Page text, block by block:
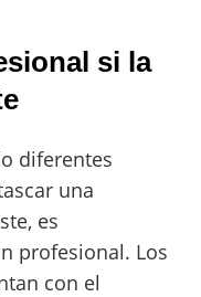
si la
diferentes
una
es
profesional. Los
con el